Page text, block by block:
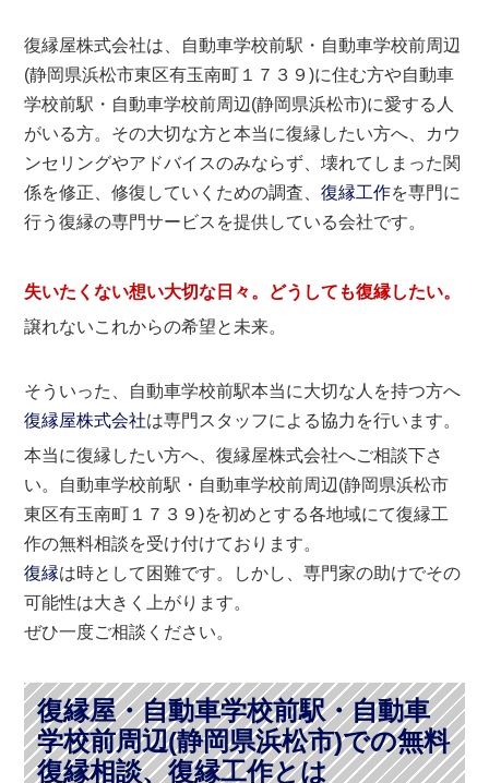
復縁屋株式会社は、自動車学校前駅・自動車学校前周辺
(静岡県浜松市東区有玉南町１７３９)に住む方や自動車
学校前駅・自動車学校前周辺(静岡県浜松市)に愛する人
がいる方。その大切な方と本当に復縁したい方へ、カウ
ンセリングやアドバイスのみならず、壊れてしまった関
係を修正、修復していくための調査、復縁工作を専門に
行う復縁の専門サービスを提供している会社です。
失いたくない想い大切な日々。どうしても復縁したい。
譲れないこれからの希望と未来。
そういった、自動車学校前駅本当に大切な人を持つ方へ
復縁屋株式会社は専門スタッフによる協力を行います。
本当に復縁したい方へ、復縁屋株式会社へご相談下さ
い。自動車学校前駅・自動車学校前周辺(静岡県浜松市
東区有玉南町１７３９)を初めとする各地域にて復縁工
作の無料相談を受け付けております。
復縁は時として困難です。しかし、専門家の助けでその
可能性は大きく上がります。
ぜひ一度ご相談ください。
復縁屋・自動車学校前駅・自動車
学校前周辺(静岡県浜松市)での無料
復縁相談、復縁工作とは